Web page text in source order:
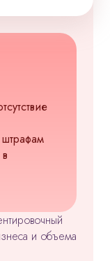
штрафам
и объема